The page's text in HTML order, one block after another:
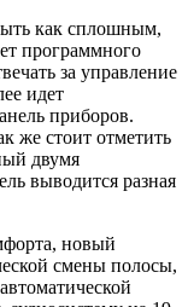
как сплошным,
программного
за управление
идет
приборов.
же стоит отметить
двумя
выводится разная
новый
смены полосы,